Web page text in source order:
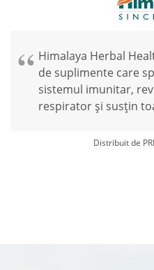
Himalaya Herbal
de suplimente care
sistemul imunitar,
respirator și susțin
Distribuit de